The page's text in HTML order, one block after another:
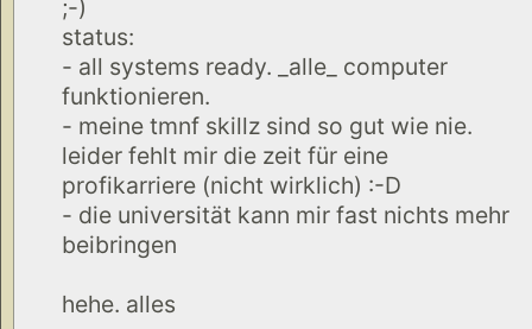
;-)
status:
- all systems ready. _alle_ computer
funktionieren.
- meine tmnf skillz sind so gut wie nie.
leider fehlt mir die zeit für eine
profikarriere (nicht wirklich) :-D
- die universität kann mir fast nichts mehr
beibringen
hehe. alles